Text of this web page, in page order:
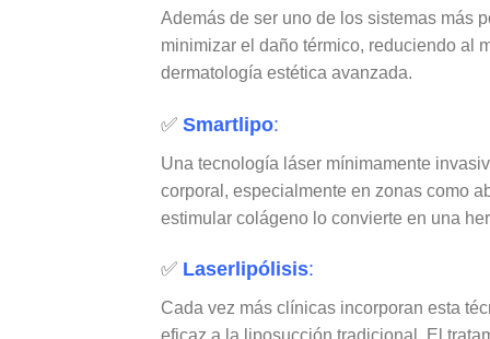
Además de ser uno de los sistemas más
minimizar el daño térmico, reduciendo al
dermatología estética avanzada.
✅ Smartlipo:
Una tecnología láser mínimamente
corporal , especialmente en zonas como
estimular colágeno lo convierte en una
✅ Laserlipólisis:
Cada vez más clínicas incorporan esta